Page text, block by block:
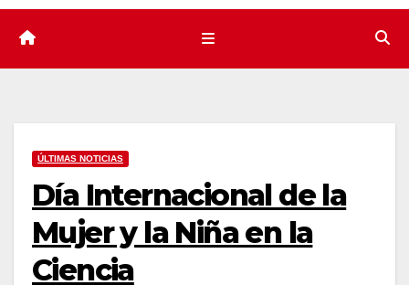
ÚLTIMAS NOTICIAS
Día Internacional de la
Mujer y la Niña en la
Ciencia